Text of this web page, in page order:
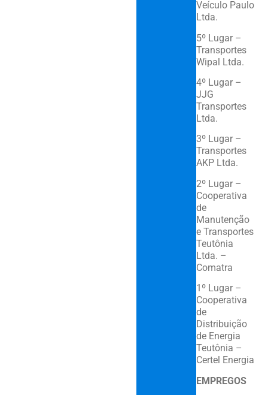
Veículo Paulo
Ltda.
5º Lugar –
Transportes
Wipal Ltda.
4º Lugar –
JJG
Transportes
Ltda.
3º Lugar –
Transportes
AKP Ltda.
2º Lugar –
Cooperativa
de
Manutenção
e Transportes
Teutônia
Ltda. –
Comatra
1º Lugar –
Cooperativa
de
Distribuição
de Energia
Teutônia –
Certel Energia
EMPREGOS